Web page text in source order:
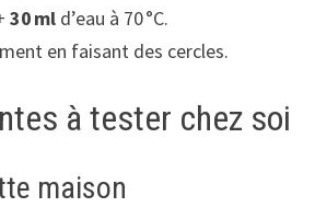
30 mld’eau à 70 °C.
en faisant des cercles.
à tester chez soi
maison